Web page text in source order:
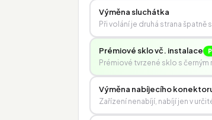
Výměna sluchátka
Při volání je druhá strana
Prémiové sklo vč. instalace
Prémiové tvrzené sklo s
Výměna nabíjecího
Zařízení nenabíjí, nabíjí jen v